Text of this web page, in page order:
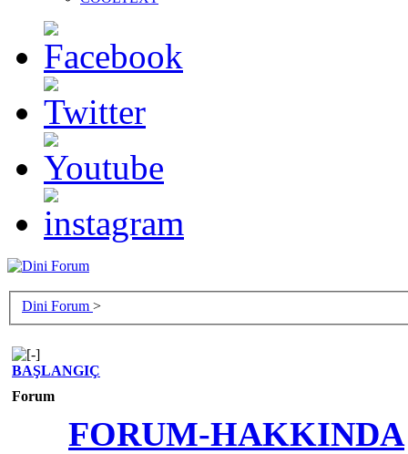
Dini Forum >
BAŞLANGIÇ
Forum
FORUM-HAKKINDA